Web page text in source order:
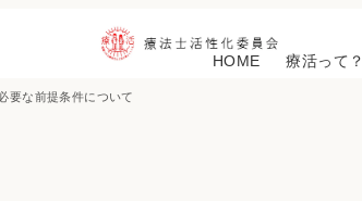
HOME 療活って？
要な前提条件について